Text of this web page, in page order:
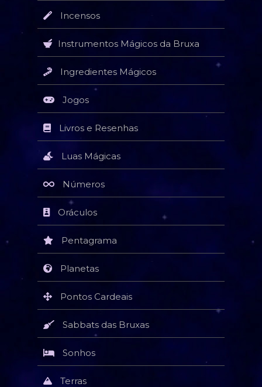
Incensos
Instrumentos Mágicos da Bruxa
Ingredientes Mágicos
Jogos
Livros e Resenhas
Luas Mágicas
Números
Oráculos
Pentagrama
Planetas
Pontos Cardeais
Sabbats das Bruxas
Sonhos
Terras